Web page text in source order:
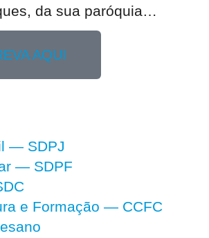
da sua paróquia…
AQUI
— SDPJ
— SDPF
e Formação — CCFC